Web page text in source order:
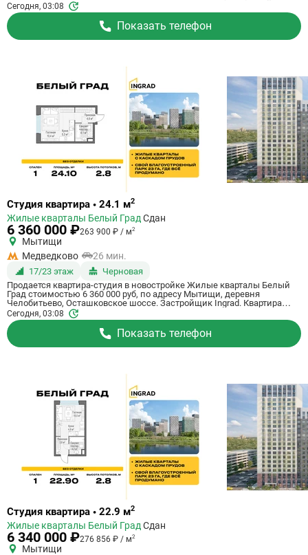
Квартира сдается в III квартале 2026 года с черновой отделкой, в 26
минутах на машине от станции метро Медведково. Общая площадь
квартиры - 21 м². Этаж 9 из 23. ID квартиры на СтройкиРУ 759039,
скажите его когда будете звонить.
Сегодня, 03:08
Показать телефон
Ссылка
квартиру
Студия квартира • 24.1 м2
Жилые кварталы Белый Град Сдан
6 360 000 ₽263 900 ₽ / м2
Мытищи
Медведково
26 мин.
17/23 этаж
Черновая
Продается квартира-студия в новостройке Жилые кварталы Белый
Град стоимостью 6 360 000 руб, по адресу Мытищи, деревня
Челобитьево, Осташковское шоссе. Застройщик Ingrad. Квартира
сдается в 3 квартале 2026 года с черновой отделкой, в 26 минутах на
машине от станции метро Медведково. Общая площадь квартиры -
24.1 кв. м. Этаж 17 из 23. ID квартиры на СтройкиРУ 759071, скажите
его когда будете звонить.
Сегодня, 03:08
Показать телефон
Ссылка
квартиру
Студия квартира • 22.9 м2
Жилые кварталы Белый Град Сдан
6 340 000 ₽276 856 ₽ / м2
Мытищи